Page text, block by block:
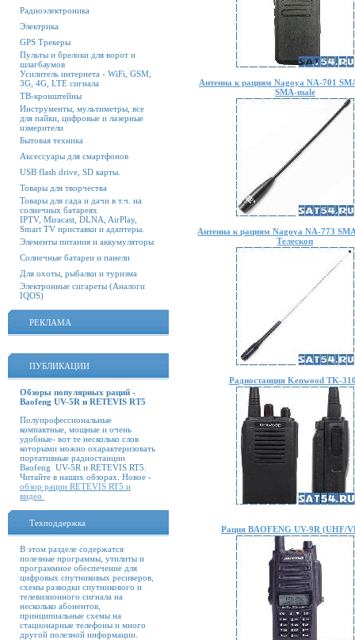
Радиоэлектроника
Электрика
GPS Трекеры
Пульты и брелоки для ворот и
шлагбаумов
Усилитель интернета - WiFi, GSM,
3G, 4G, LTE сигнала
ТВ-кронштейны
Инструменты, мультиметры, все
для пайки, цифровые и лазерные
измерители
Бытовая техника
Аксессуары для смартфонов
USB flash drive, SD карты.
Товары для творчества
Товары для сада и дачи в т.ч. на
солнечных батареях
IPTV, Miracast, DLNA, AirPlay,
Smart TV приставки и адаптеры.
Элементы питания и аккумуляторы
Солнечные батареи и панели
Для охоты, рыбалки и туризма
Электронные сигареты (Аналоги
IQOS)
РЕКЛАМА
ПУБЛИКАЦИИ
Обзоры популярных раций -
Baofeng UV-5R и RETEVIS RT5
Полупрофессиональные
компактные, мощные и очень
удобные- вот те несколько слов
которыми можно охарактеризовать
портативные радиостанции
Baofeng UV-5R и RETEVIS RT5.
Читайте в наших обзорах. Новое -
обзор рации RETEVIS RT5 и
видео
Техподдержка
В этом разделе содержатся
полезные программы, утилиты и
программное обеспечение для
цифровых спутниковых ресиверов,
схемы разводки спутникового и
телевизионного сигнала на
несколько абонентов,
принципиальные схемы на
стационарные телефоны и много
другой полезной информации.
Антенна к рациям Nagoya NA-701
SMA-male
Антенна к рациям Nagoya NA-773
Телескоп
Радиостанция Kenwood TK-
Рация BAOFENG UV-9R (UHF/